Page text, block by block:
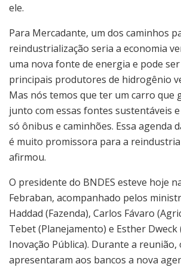
ele.
Para Mercadante, um dos caminhos
reindustrialização seria a economia
uma nova fonte de energia e pode
principais produtores de hidrogênio
Mas nós temos que ter um carro que
junto com essas fontes sustentáveis
só ônibus e caminhões. Essa agenda
é muito promissora para a
afirmou.
O presidente do BNDES esteve hoje
Febraban, acompanhado pelos
Haddad (Fazenda), Carlos Fávaro
Tebet (Planejamento) e Esther Dweck
Inovação Pública). Durante a
apresentaram aos bancos a nova